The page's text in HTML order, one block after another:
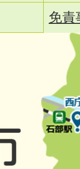
免責